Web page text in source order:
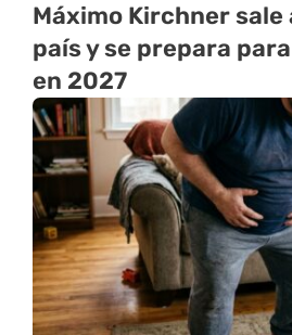
Máximo Kirchner
país y se prepara
en 2027